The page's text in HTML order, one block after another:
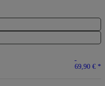
69,90 € *